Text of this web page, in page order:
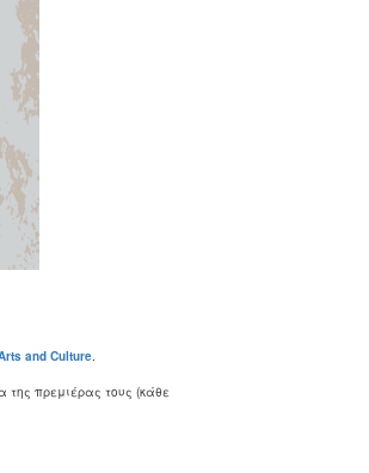
and Culture.
της πρεμιέρας τους (κάθε